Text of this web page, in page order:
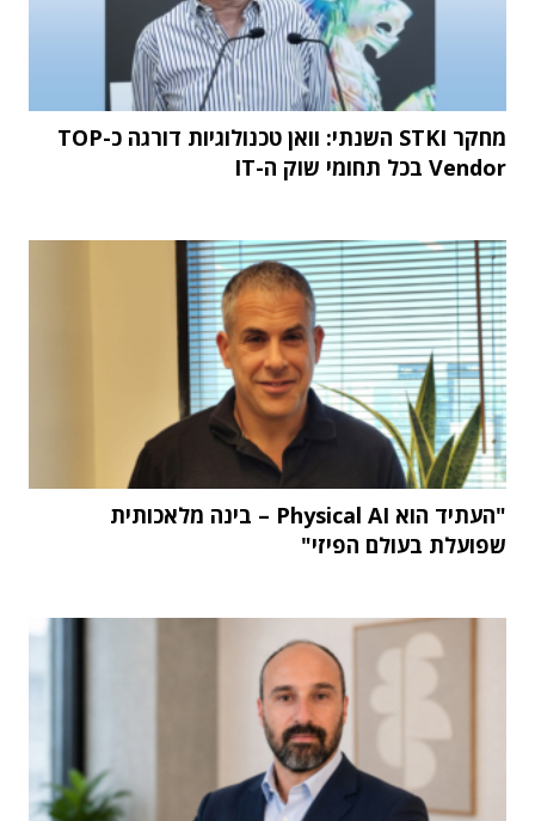
מחקר STKI השנתי: וואן טכנולוגיות דורגה כ-TOP
Vendor בכל תחומי שוק ה-IT
"העתיד הוא Physical AI – בינה מלאכותית
שפועלת בעולם הפיזי"